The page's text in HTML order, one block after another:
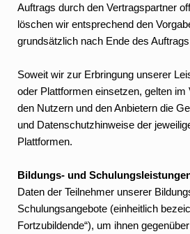
Auftrags durch den Vertragspartner
löschen wir entsprechend den
grundsätzlich nach Ende des
Soweit wir zur Erbringung unserer
oder Plattformen einsetzen, gelten
den Nutzern und den Anbietern die
und Datenschutzhinweise der
Plattformen.
Bildungs- und
Daten der Teilnehmer unserer
Schulungsangebote (einheitlich
Fortzubildende“), um ihnen